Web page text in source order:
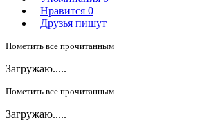
Нравится 0
Друзья пишут
Пометить все прочитанным
Загружаю.....
Пометить все прочитанным
Загружаю.....